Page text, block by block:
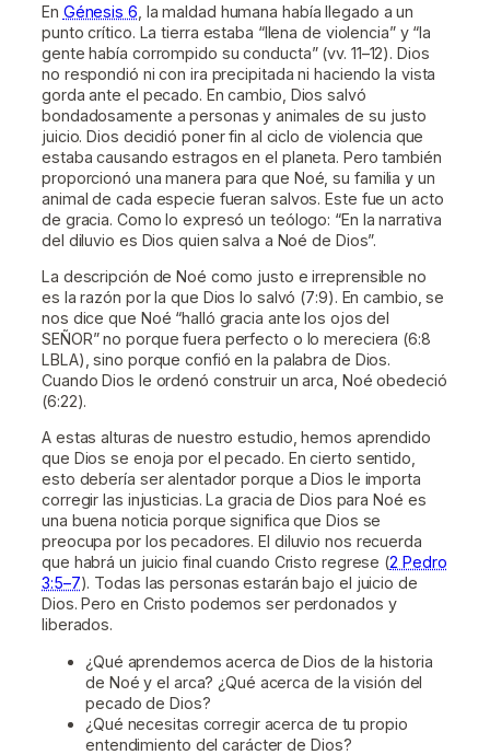
En Génesis 6 , la maldad humana había llegado a un
punto crítico. La tierra estaba “llena de violencia” y “la
gente había corrompido su conducta” (vv. 11–12). Dios
no respondió ni con ira precipitada ni haciendo la vista
gorda ante el pecado. En cambio, Dios salvó
bondadosamente a personas y animales de su justo
juicio. Dios decidió poner fin al ciclo de violencia que
estaba causando estragos en el planeta. Pero también
proporcionó una manera para que Noé, su familia y un
animal de cada especie fueran salvos. Este fue un acto
de gracia. Como lo expresó un teólogo: “En la narrativa
del diluvio es Dios quien salva a Noé de Dios”.
La descripción de Noé como justo e irreprensible no
es la razón por la que Dios lo salvó (7:9). En cambio, se
nos dice que Noé “halló gracia ante los ojos del
SEÑOR” no porque fuera perfecto o lo mereciera (6:8
LBLA), sino porque confió en la palabra de Dios.
Cuando Dios le ordenó construir un arca, Noé obedeció
(6:22).
A estas alturas de nuestro estudio, hemos aprendido
que Dios se enoja por el pecado. En cierto sentido,
esto debería ser alentador porque a Dios le importa
corregir las injusticias. La gracia de Dios para Noé es
una buena noticia porque significa que Dios se
preocupa por los pecadores. El diluvio nos recuerda
que habrá un juicio final cuando Cristo regrese (2 Pedro
3:5–7). Todas las personas estarán bajo el juicio de
Dios. Pero en Cristo podemos ser perdonados y
liberados.
¿Qué aprendemos acerca de Dios de la historia
de Noé y el arca? ¿Qué acerca de la visión del
pecado de Dios?
¿Qué necesitas corregir acerca de tu propio
entendimiento del carácter de Dios?